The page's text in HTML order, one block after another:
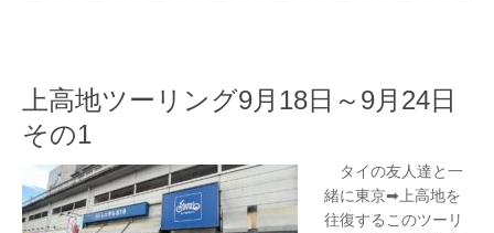
上高地ツーリング9月18日～9月24日
その1
タイの友人達と一
緒に東京➡上高地を
往復するこのツーリ